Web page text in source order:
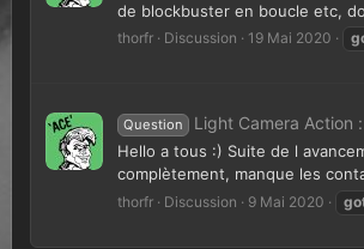
de blockbuster en boucle etc,
thorfr Discussion 19 Mai 2020
Question Light Camera Action
Hello a tous :) Suite de l
complètement, manque les
thorfr Discussion 9 Mai 2020